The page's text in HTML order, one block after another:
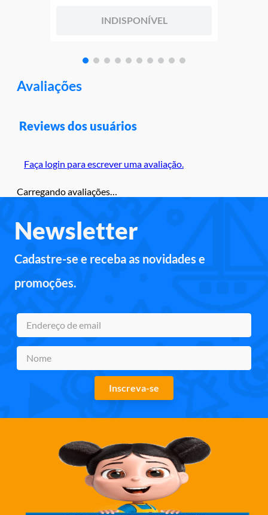
INDISPONÍVEL
Avaliações
Reviews dos usuários
Faça login para escrever uma avaliação.
Carregando avaliações…
Newsletter
Cadastre-se e receba as novidades e
promoções.
Inscreva-se